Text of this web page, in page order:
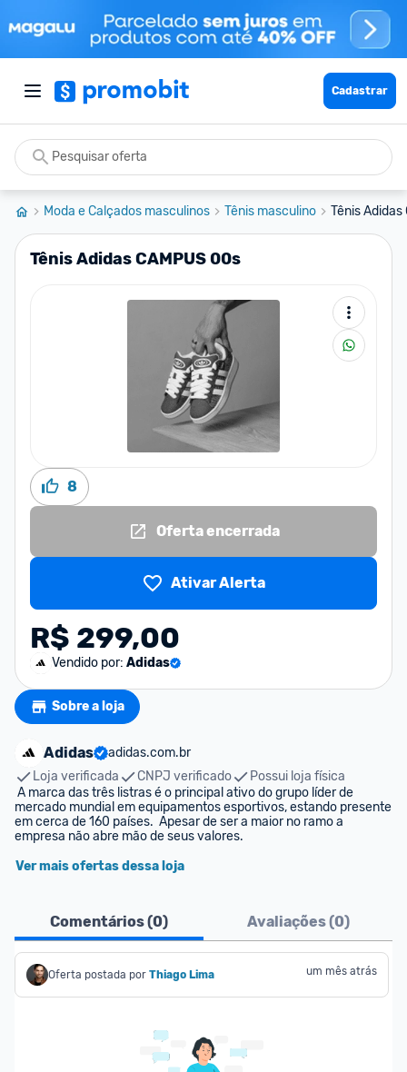
Cadastrar
Moda e Calçados masculinos Tênis masculino Tênis Adidas
Tênis Adidas CAMPUS 00s
8
Oferta encerrada
Ativar Alerta
R$ 299,00
Vendido por: Adidas
Sobre a loja
Adidas
adidas.com.br
Loja verificada
CNPJ verificado
Possui loja física
mercado mundial em equipamentos esportivos, estando presente
em cerca de 160 países.  Apesar de ser a maior no ramo a
empresa não abre mão de seus valores.
Ver mais ofertas dessa loja
Comentários (0) Avaliações (0)
Oferta postada por Thiago Lima um mês atrás